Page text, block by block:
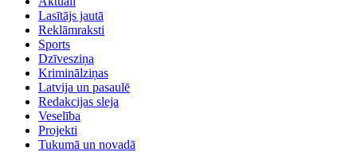
Lasītājs jautā
Reklāmraksti
Sports
Dzīvesziņa
Kriminālziņas
Latvija un pasaulē
Redakcijas sleja
Veselība
Projekti
Tukumā un novadā